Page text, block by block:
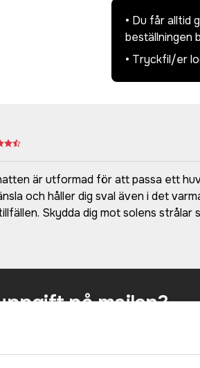
• Du får alltid
beställningen
• Tryckfil/er
är utformad för att passa ett
och håller dig sval även i det
Skydda dig mot solens strålar
på mailen?
få förslag på produkt och pris